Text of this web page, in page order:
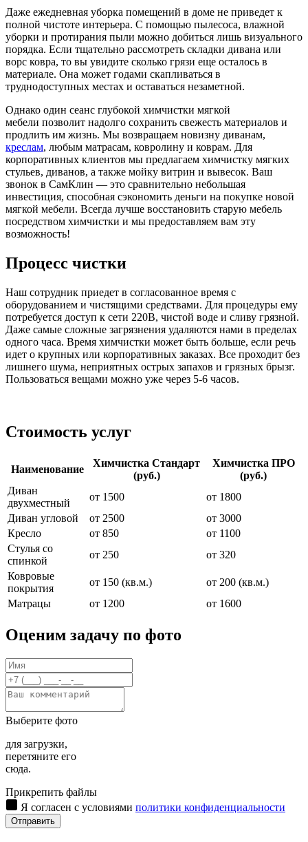
Даже ежедневная уборка помещений в доме не приведет к
полной чистоте интерьера. С помощью пылесоса, влажной
уборки и протирания пыли можно добиться лишь визуального
порядка. Если тщательно рассмотреть складки дивана или
ворс ковра, то вы увидите сколько грязи еще осталось в
материале. Она может годами скапливаться в
труднодоступных местах и оставаться незаметной.
Однако один сеанс глубокой химчистки мягкой
мебели позволит надолго сохранить свежесть материалов и
продлить им жизнь. Мы возвращаем новизну диванам,
креслам, любым матрасам, ковролину и коврам. Для
корпоративных клиентов мы предлагаем химчистку мягких
стульев, диванов, а также мойку витрин и вывесок. Ваш
звонок в СамКлин — это сравнительно небольшая
инвестиция, способная сэкономить деньги на покупке новой
мягкой мебели. Всегда лучше восстановить старую мебель
посредством химчистки и мы предоставляем вам эту
возможность!
Процесс чистки
Наш сотрудник приедет в согласованное время с
оборудованием и чистящими средствами. Для процедуры ему
потребуется доступ к сети 220В, чистой воде и сливу грязной.
Даже самые сложные загрязнения удаляются нами в пределах
одного часа. Время химчистки может быть больше, если речь
идет о крупных или корпоративных заказах. Все проходит без
лишнего шума, неприятных острых запахов и грязных брызг.
Пользоваться вещами можно уже через 5-6 часов.
Стоимость услуг
Наименование
Химчистка Стандарт
(руб.)
Химчистка ПРО
(руб.)
Диван
двухместный
от 1500
от 1800
Диван угловой
от 2500
от 3000
Кресло
от 850
от 1100
Стулья со
спинкой
от 250
от 320
Ковровые
покрытия
от 150 (кв.м.)
от 200 (кв.м.)
Матрацы
от 1200 от 1600
Оценим задачу по фото
Выберите фото
для загрузки,
перетяните его
сюда.
Прикрепить файлы
Я согласен с условиями политики конфиденциальности
Отправить